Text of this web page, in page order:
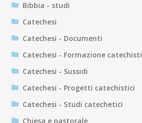
Bibbia - studi
Catechesi
Catechesi - Documenti
Catechesi - Formazione catechisti
Catechesi - Sussidi
Catechesi - Progetti catechistici
Catechesi - Studi catechetici
Chiesa e pastorale